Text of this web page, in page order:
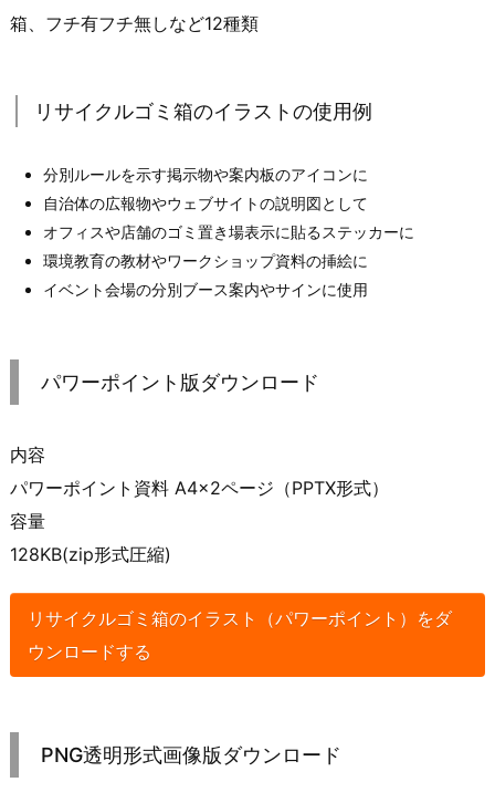
箱、フチ有フチ無しなど12種類
リサイクルゴミ箱のイラストの使用例
分別ルールを示す掲示物や案内板のアイコンに
自治体の広報物やウェブサイトの説明図として
オフィスや店舗のゴミ置き場表示に貼るステッカーに
環境教育の教材やワークショップ資料の挿絵に
イベント会場の分別ブース案内やサインに使用
パワーポイント版ダウンロード
内容
パワーポイント資料 A4×2ページ（PPTX形式）
容量
128KB(zip形式圧縮)
リサイクルゴミ箱のイラスト（パワーポイント）をダ
ウンロードする
PNG透明形式画像版ダウンロード